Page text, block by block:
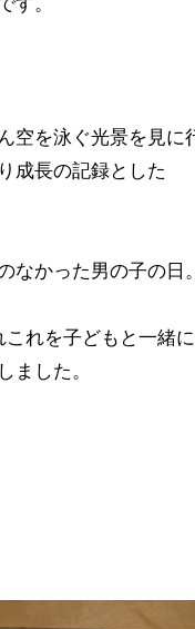
空を泳ぐ光景を見に
成長の記録とした
なかった男の子の日
れを子どもと一緒
ました。